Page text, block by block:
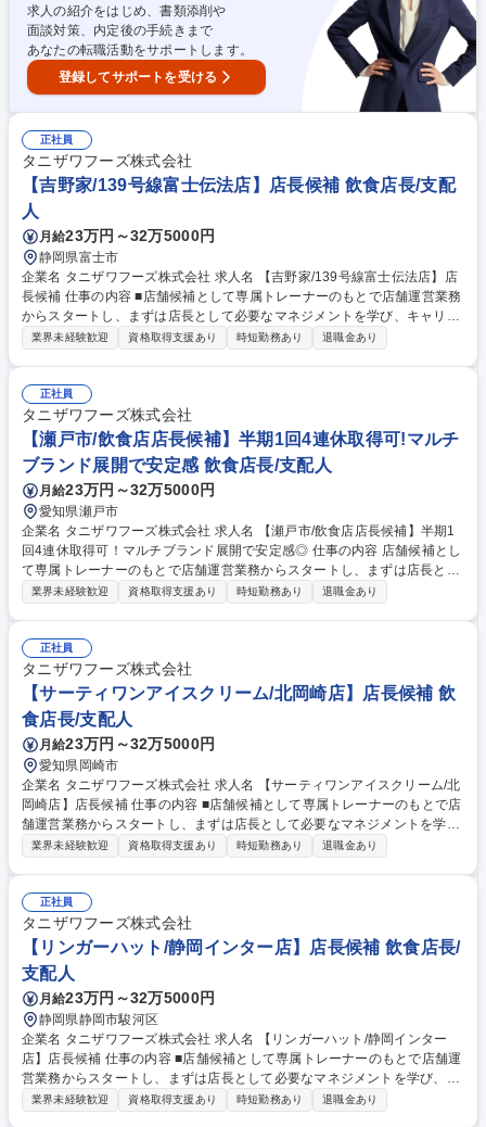
受けれます。 募集職種 【サーティワンアイスクリーム/アピタ岡崎北店】
店長候補
求人の紹介をはじめ、書類添削や
面談対策、内定後の手続きまで
あなたの転職活動をサポートします。
登録してサポートを受ける
正社員
タニザワフーズ株式会社
【吉野家/139号線富士伝法店】店長候補 飲食店長/支配
人
月給23万円～32万5000円
静岡県富士市
企業名 タニザワフーズ株式会社 求人名 【吉野家/139号線富士伝法店】店
長候補 仕事の内容 ■店舗候補として専属トレーナーのもとで店舗運営業務
からスタートし、まずは店長として必要なマネジメントを学び、キャリア
を目指して頂きます。入社2年を目途に店長登用されるように教育をして
す。 ★順調に店舗拡大が進んでおり増員採用となります。★ 【教育研
修】未経験の方でも安心して働き始められるようブランドごとにマニュア
ルやタブレット端末を使用した動画を併用したトレーニングが受けれま
す。 募集職種 【吉野家/139号線富士伝法店】店長候補
業界未経験歓迎 資格取得支援あり 時短勤務あり 退職金あり
正社員
タニザワフーズ株式会社
【瀬戸市/飲食店店長候補】半期1回4連休取得可!マルチ
ブランド展開で安定感 飲食店長/支配人
月給23万円～32万5000円
愛知県瀬戸市
企業名 タニザワフーズ株式会社 求人名 【瀬戸市/飲食店店長候補】半期1
回4連休取得可！マルチブランド展開で安定感◎ 仕事の内容 店舗候補とし
て専属トレーナーのもとで店舗運営業務からスタートし、まずは店長とし
て必要なマネジメントを学び、キャリアを目指して頂きます。★入社2年
務などのキャリアパスが用意されています。 ★順調に店舗拡大が進んでお
り増員採用となります。★ 【教育研修】未経験の方でも安心して働き始め
られるようブランドごとにマニュアルやタブレット端末を使用した動画を
併用したトレーニングが受けれます。 募集職種 【瀬戸市/飲食店店長候
補】半期1回4連休取得可！マルチブランド展開で安定感◎
業界未経験歓迎 資格取得支援あり 時短勤務あり 退職金あり
正社員
タニザワフーズ株式会社
【サーティワンアイスクリーム/北岡崎店】店長候補 飲
食店長/支配人
月給23万円～32万5000円
愛知県岡崎市
企業名 タニザワフーズ株式会社 求人名 【サーティワンアイスクリーム/北
岡崎店】店長候補 仕事の内容 ■店舗候補として専属トレーナーのもとで店
舗運営業務からスタートし、まずは店長として必要なマネジメントを学
び、キャリアを目指して頂きます。入社2年を目途に店長登用されるよう
されています。 ★順調に店舗拡大が進んでおり増員採用となります。★
【教育研修】未経験の方でも安心して働き始められるようブランドごとに
マニュアルやタブレット端末を使用した動画を併用したトレーニングが受
けれます。 募集職種 【サーティワンアイスクリーム/北岡崎店】店長候補
業界未経験歓迎 資格取得支援あり 時短勤務あり 退職金あり
正社員
タニザワフーズ株式会社
【リンガーハット/静岡インター店】店長候補 飲食店長/
支配人
月給23万円～32万5000円
静岡県静岡市駿河区
企業名 タニザワフーズ株式会社 求人名 【リンガーハット/静岡インター
店】店長候補 仕事の内容 ■店舗候補として専属トレーナーのもとで店舗運
営業務からスタートし、まずは店長として必要なマネジメントを学び、キ
ャリアを目指して頂きます。入社2年を目途に店長登用されるように教育
業界未経験歓迎 資格取得支援あり 時短勤務あり 退職金あり